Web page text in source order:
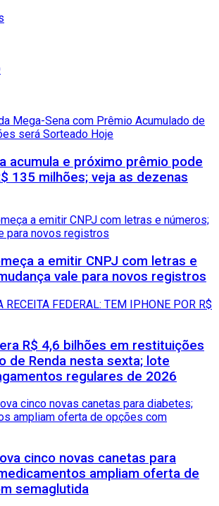
acumula e próximo prêmio pode
135 milhões; veja as dezenas
a emitir CNPJ com letras e
vale para novos registros
R$ 4,6 bilhões em restituições
de Renda nesta sexta; lote
regulares de 2026
cinco novas canetas para
ampliam oferta de
semaglutida